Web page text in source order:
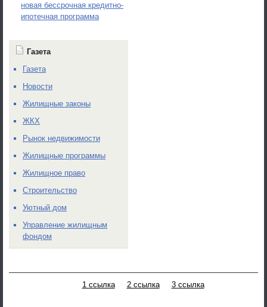
новая бессрочная кредитно-
ипотечная программа
Газета
Газета
Новости
Жилищные законы
ЖКХ
Рынок недвижимости
Жилищные программы
Жилищное право
Строительство
Уютный дом
Управление жилищным
фондом
1 ссылка 2 ссылка 3 ссылка